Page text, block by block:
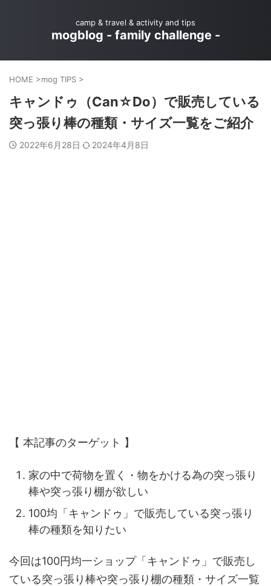
camp & travel & activity and tips
mogblog - family challenge -
HOME >mog TIPS >
キャンドゥ（Can☆Do）で販売している
突っ張り棒の種類・サイズ一覧をご紹介
2022年6月28日 2024年4月8日
【 本記事のターゲット 】
家の中で荷物を置く・物をかける為の突っ張り
棒や突っ張り棚が欲しい
100均「キャンドゥ」で販売している突っ張り
棒の種類を知りたい
今回は100円均一ショップ「キャンドゥ」で販売し
ている突っ張り棒や突っ張り棚の種類・サイズ一覧